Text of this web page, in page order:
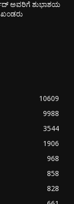
ಅವರಿಗೆ ಶುಭಾಶಯ
10609
9988
3544
1906
968
858
828